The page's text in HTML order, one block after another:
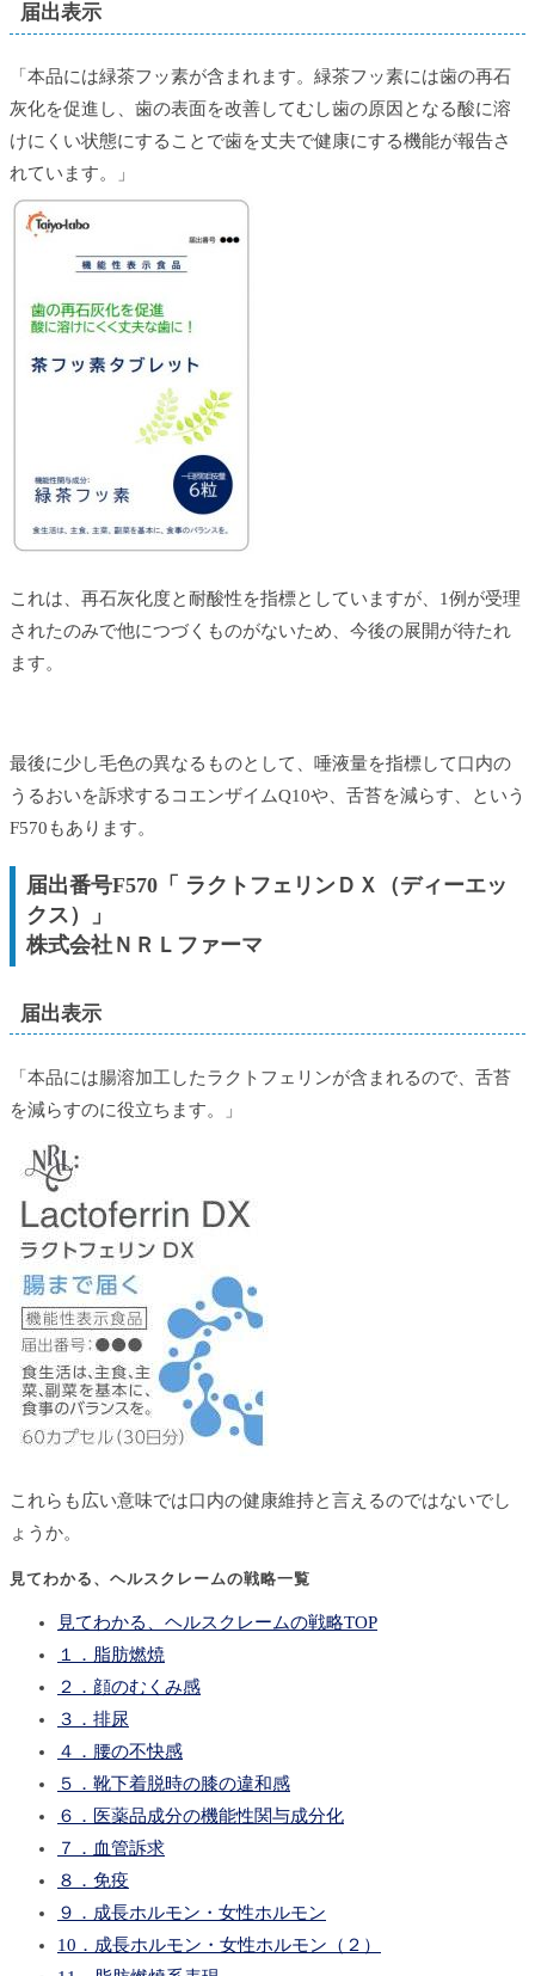
届出表示
「本品には緑茶フッ素が含まれます。緑茶フッ素には歯の再石
灰化を促進し、歯の表面を改善してむし歯の原因となる酸に溶
けにくい状態にすることで歯を丈夫で健康にする機能が報告さ
れています。」
これは、再石灰化度と耐酸性を指標としていますが、1例が受理
されたのみで他につづくものがないため、今後の展開が待たれ
ます。
最後に少し毛色の異なるものとして、唾液量を指標して口内の
うるおいを訴求するコエンザイムQ10や、舌苔を減らす、という
F570もあります。
届出番号F570「 ラクトフェリンＤＸ（ディーエッ
クス）」
株式会社ＮＲＬファーマ
届出表示
「本品には腸溶加工したラクトフェリンが含まれるので、舌苔
を減らすのに役立ちます。」
これらも広い意味では口内の健康維持と言えるのではないでし
ょうか。
見てわかる、ヘルスクレームの戦略一覧
見てわかる、ヘルスクレームの戦略TOP
１．脂肪燃焼
２．顔のむくみ感
３．排尿
４．腰の不快感
５．靴下着脱時の膝の違和感
６．医薬品成分の機能性関与成分化
７．血管訴求
８．免疫
９．成長ホルモン・女性ホルモン
10．成長ホルモン・女性ホルモン（２）